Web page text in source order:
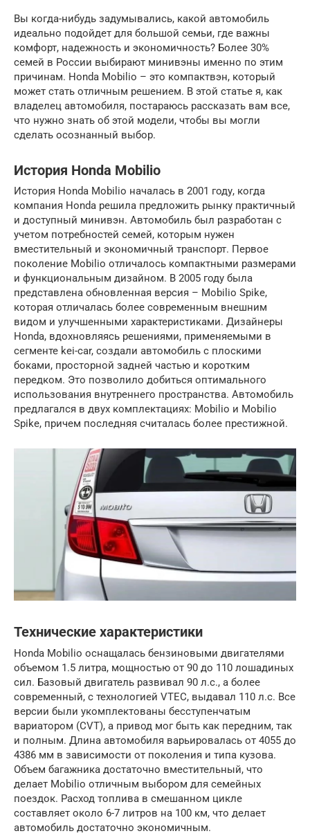
Вы когда-нибудь задумывались, какой автомобиль
идеально подойдет для большой семьи, где важны
комфорт, надежность и экономичность? Более 30%
семей в России выбирают минивэны именно по этим
причинам. Honda Mobilio – это компактвэн, который
может стать отличным решением. В этой статье я, как
владелец автомобиля, постараюсь рассказать вам все,
что нужно знать об этой модели, чтобы вы могли
сделать осознанный выбор.
История Honda Mobilio
История Honda Mobilio началась в 2001 году, когда
компания Honda решила предложить рынку практичный
и доступный минивэн. Автомобиль был разработан с
учетом потребностей семей, которым нужен
вместительный и экономичный транспорт. Первое
поколение Mobilio отличалось компактными размерами
и функциональным дизайном. В 2005 году была
представлена обновленная версия – Mobilio Spike,
которая отличалась более современным внешним
видом и улучшенными характеристиками. Дизайнеры
Honda, вдохновляясь решениями, применяемыми в
сегменте kei-car, создали автомобиль с плоскими
боками, просторной задней частью и коротким
передком. Это позволило добиться оптимального
использования внутреннего пространства. Автомобиль
предлагался в двух комплектациях: Mobilio и Mobilio
Spike, причем последняя считалась более престижной.
Технические характеристики
Honda Mobilio оснащалась бензиновыми двигателями
объемом 1.5 литра, мощностью от 90 до 110 лошадиных
сил. Базовый двигатель развивал 90 л.с., а более
современный, с технологией VTEC, выдавал 110 л.с. Все
версии были укомплектованы бесступенчатым
вариатором (CVT), а привод мог быть как передним, так
и полным. Длина автомобиля варьировалась от 4055 до
4386 мм в зависимости от поколения и типа кузова.
Объем багажника достаточно вместительный, что
делает Mobilio отличным выбором для семейных
поездок. Расход топлива в смешанном цикле
составляет около 6-7 литров на 100 км, что делает
автомобиль достаточно экономичным.